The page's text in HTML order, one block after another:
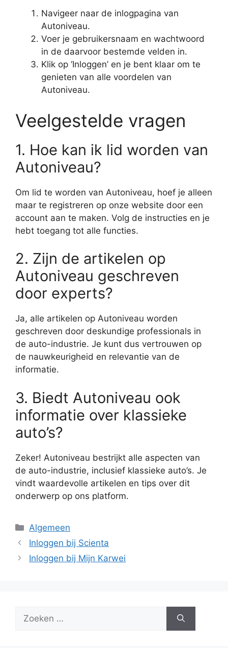
Navigeer naar de inlogpagina van
Autoniveau.
Voer je gebruikersnaam en wachtwoord
in de daarvoor bestemde velden in.
Klik op ‘Inloggen’ en je bent klaar om te
genieten van alle voordelen van
Autoniveau.
Veelgestelde vragen
1. Hoe kan ik lid worden van
Autoniveau?
Om lid te worden van Autoniveau, hoef je alleen
maar te registreren op onze website door een
account aan te maken. Volg de instructies en je
hebt toegang tot alle functies.
2. Zijn de artikelen op
Autoniveau geschreven
door experts?
Ja, alle artikelen op Autoniveau worden
geschreven door deskundige professionals in
de auto-industrie. Je kunt dus vertrouwen op
de nauwkeurigheid en relevantie van de
informatie.
3. Biedt Autoniveau ook
informatie over klassieke
auto’s?
Zeker! Autoniveau bestrijkt alle aspecten van
de auto-industrie, inclusief klassieke auto’s. Je
vindt waardevolle artikelen en tips over dit
onderwerp op ons platform.
Categorieën
Algemeen
Inloggen bij Scienta
Inloggen bij Mijn Karwei
naar: